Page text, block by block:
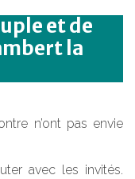
et de
la
n’ont pas envie
avec les invités.